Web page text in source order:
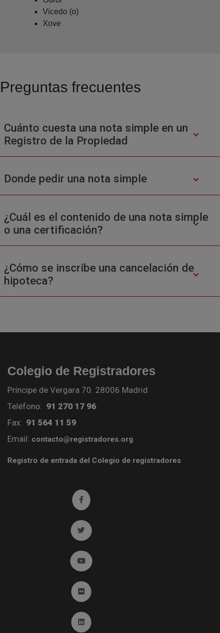
Vicedo (o)
Xove
Preguntas frecuentes
Cuánto cuesta una nota simple en un
Registro de la Propiedad
Donde pedir una nota simple
¿Cuál es el contenido de una nota simple
o una certificación?
¿Cómo se inscribe una cancelación de
hipoteca?
Colegio de Registradores
Príncipe de Vergara 70. 28006 Madrid
Teléfono: 91 270 17 96
Fax: 91 564 11 59
Email: contacto@registradores.org
Registro de entrada del Colegio de registradores
Ir a facebook (abre en ventana nueva)
Ir a twitter (abre en ventana nueva)
Ir a YouTube (abre en ventana nueva)
Ir a Flickr (abre en ventana nueva)
Ir a Linkedin (abre en ventana nueva)